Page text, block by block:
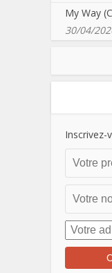
My Way
30/04/
Inscrivez-